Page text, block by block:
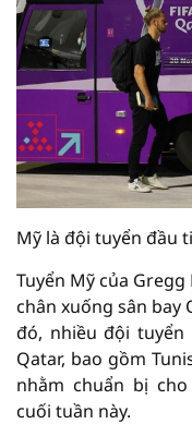
Mỹ là đội tuyển đầu
Tuyển Mỹ của
chân xuống sân bay
đó, nhiều đội
Qatar, bao gồm
nhằm chuẩn bị
cuối tuần này.